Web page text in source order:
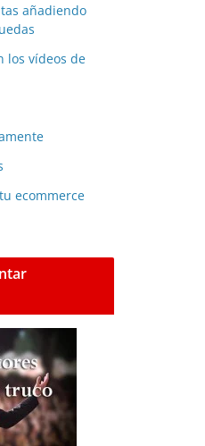
añadiendo
los vídeos de
ecommerce